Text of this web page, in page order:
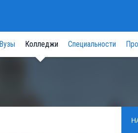
Вузы Колледжи Специальности